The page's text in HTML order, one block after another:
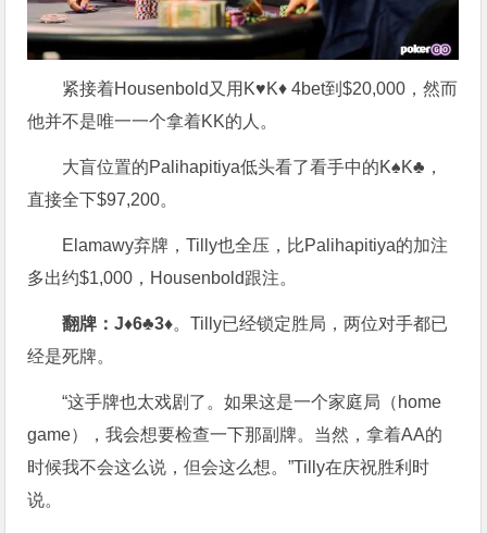
紧接着Housenbold又用K♥K♦ 4bet到$20,000，然而
他并不是唯一一个拿着KK的人。
大盲位置的Palihapitiya低头看了看手中的K♠K♣，
直接全下$97,200。
Elamawy弃牌，Tilly也全压，比Palihapitiya的加注
多出约$1,000，Housenbold跟注。
翻牌：J♦6♣3♦。Tilly已经锁定胜局，两位对手都已
经是死牌。
“这手牌也太戏剧了。如果这是一个家庭局（home
game），我会想要检查一下那副牌。当然，拿着AA的
时候我不会这么说，但会这么想。”Tilly在庆祝胜利时
说。